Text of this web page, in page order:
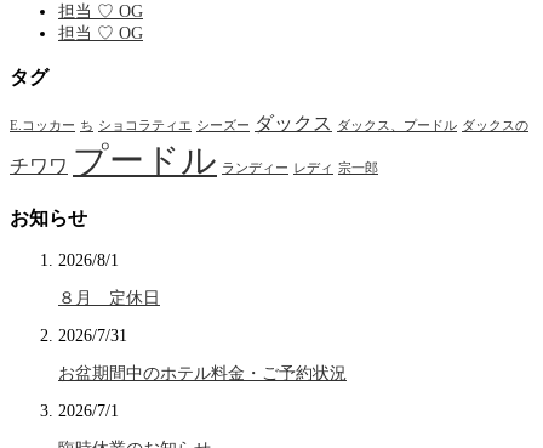
担当 ♡ OG
担当 ♡ OG
タグ
E.コッカー ち ショコラティエ シーズー ダックス ダックス、プードル ダックスの
チワワ プードル ランディー レディ 宗一郎
お知らせ
2026/8/1
８月 定休日
2026/7/31
お盆期間中のホテル料金・ご予約状況
2026/7/1